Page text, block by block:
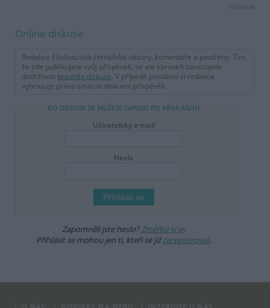
reklama
Online diskuse
Redakce Ekolistu vítá čtenářské názory, komentáře a postřehy. Tím,
že zde publikujete svůj příspěvek, se ale zároveň zavazujete
dodržovat pravidla diskuse. V případě porušení si redakce
vyhrazuje právo smazat diskusní příspěvěk
DO DISKUZE SE MŮŽETE ZAPOJIT PO PŘIHLÁŠENÍ
Uživatelský e-mail
Heslo
Zapomněli jste heslo?Změňte si je.
Přihlásit se mohou jen ti, kteří se jižzaregistrovali.